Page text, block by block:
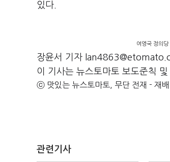
있다.
여영국 정의
장윤서 기자
이 기사는 뉴스토마토 보도준칙
ⓒ 맛있는 뉴스토마토, 무단 전재 - 재배
관련기사